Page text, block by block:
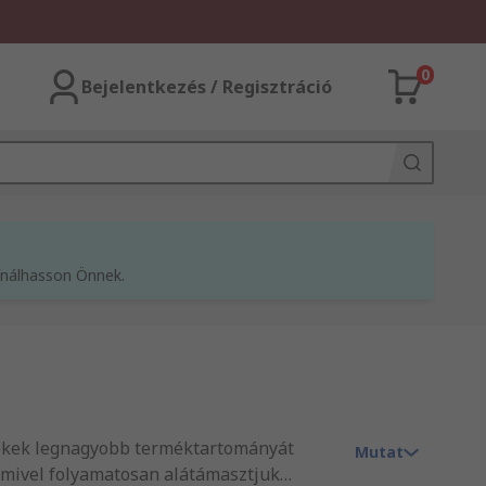
Bejelentkezés / Regisztráció
0
Önnek.
legnagyobb terméktartományát
folyamatosan alátámasztjuk
Mutat